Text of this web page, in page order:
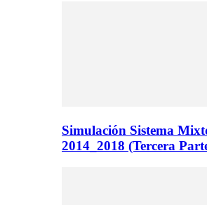
Simulación Sistema
2014_2018 (Tercera